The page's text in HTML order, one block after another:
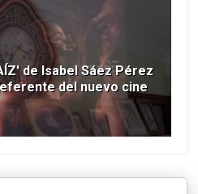
de Isabel Sáez Pérez
del nuevo cine